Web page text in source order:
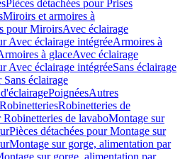
Pièces détachées pour Prises
Miroirs et armoires à
pour MiroirsAvec éclairage
Avec éclairage intégréeArmoires à
à glaceAvec éclairage
Avec éclairage intégréeSans éclairage
Sans éclairage
PoignéesAutres
RobinetteriesRobinetteries de
Robinetteries de lavaboMontage sur
Pièces détachées pour Montage sur
Montage sur gorge, alimentation par
sur gorge, alimentation par